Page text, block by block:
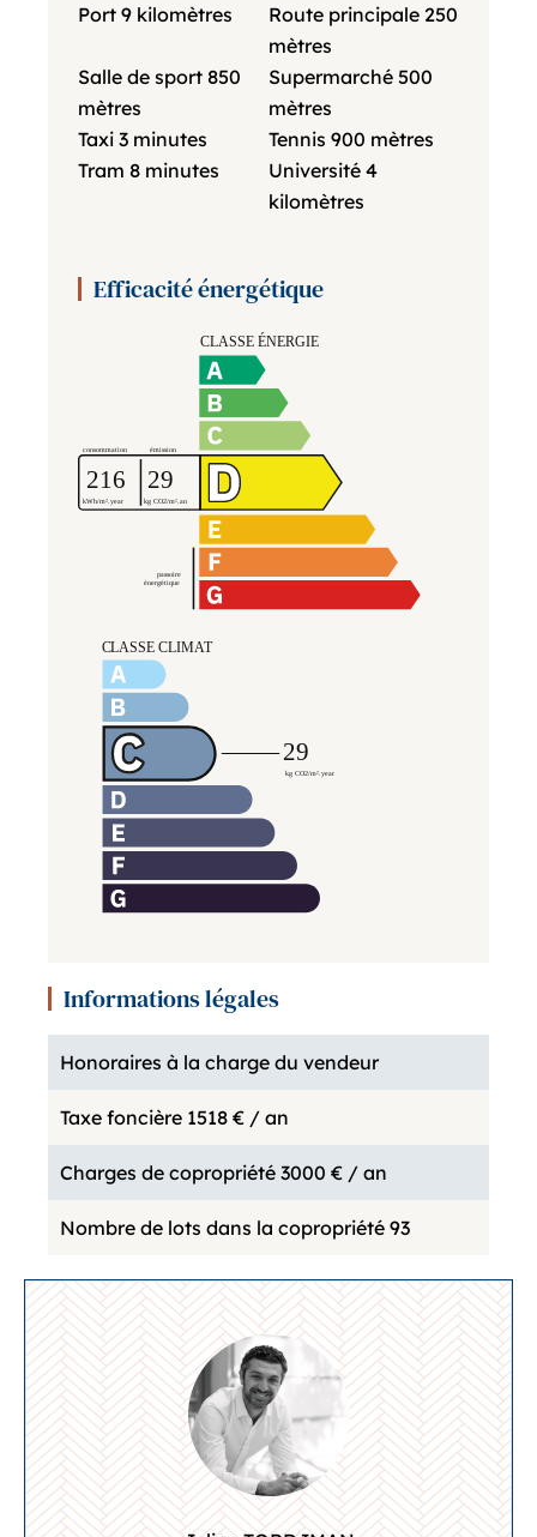
Port 9 kilomètres Route principale 250
mètres
Salle de sport 850
mètres
Supermarché 500
mètres
Taxi 3 minutes Tennis 900 mètres
Tram 8 minutes Université 4
kilomètres
Efficacité énergétique
Informations légales
Honoraires à la charge du vendeur
Taxe foncière 1518 € / an
Charges de copropriété 3000 € / an
Nombre de lots dans la copropriété 93